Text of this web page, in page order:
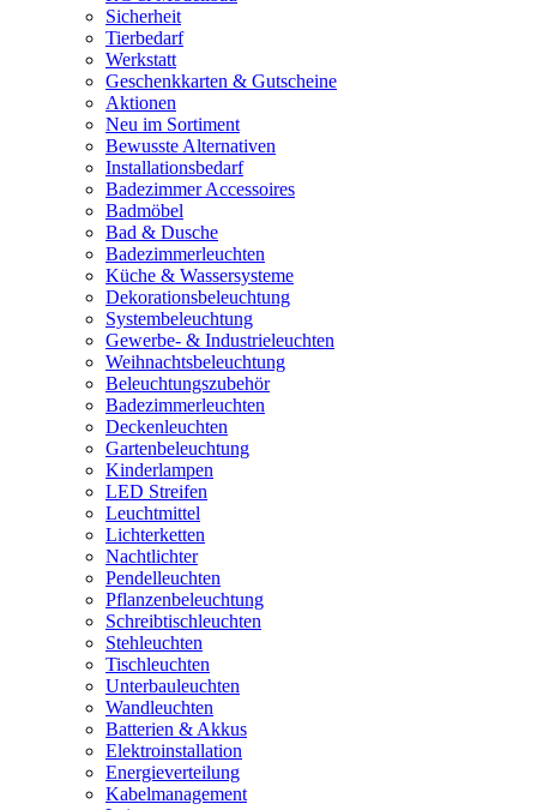
Sicherheit
Tierbedarf
Werkstatt
Geschenkkarten & Gutscheine
Aktionen
Neu im Sortiment
Bewusste Alternativen
Installationsbedarf
Badezimmer Accessoires
Badmöbel
Bad & Dusche
Badezimmerleuchten
Küche & Wassersysteme
Dekorationsbeleuchtung
Systembeleuchtung
Gewerbe- & Industrieleuchten
Weihnachtsbeleuchtung
Beleuchtungszubehör
Badezimmerleuchten
Deckenleuchten
Gartenbeleuchtung
Kinderlampen
LED Streifen
Leuchtmittel
Lichterketten
Nachtlichter
Pendelleuchten
Pflanzenbeleuchtung
Schreibtischleuchten
Stehleuchten
Tischleuchten
Unterbauleuchten
Wandleuchten
Batterien & Akkus
Elektroinstallation
Energieverteilung
Kabelmanagement